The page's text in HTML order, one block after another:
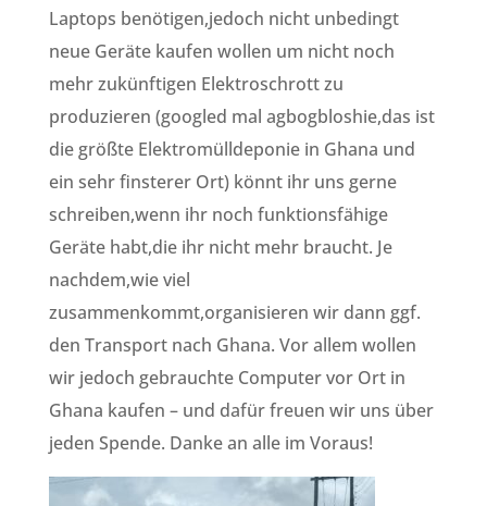
Laptops benötigen,jedoch nicht unbedingt
neue Geräte kaufen wollen um nicht noch
mehr zukünftigen Elektroschrott zu
produzieren (googled mal agbogbloshie,das ist
die größte Elektromülldeponie in Ghana und
ein sehr finsterer Ort) könnt ihr uns gerne
schreiben,wenn ihr noch funktionsfähige
Geräte habt,die ihr nicht mehr braucht. Je
nachdem,wie viel
zusammenkommt,organisieren wir dann ggf.
den Transport nach Ghana. Vor allem wollen
wir jedoch gebrauchte Computer vor Ort in
Ghana kaufen – und dafür freuen wir uns über
jeden Spende. Danke an alle im Voraus!